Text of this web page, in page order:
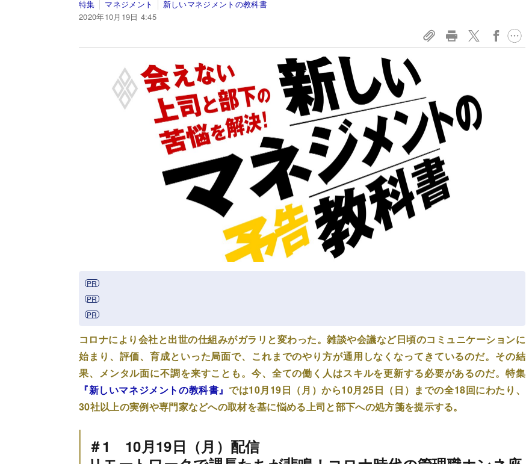
特集 マネジメント
新しいマネジメントの教科書
2020年10月19日 4:45
コロナにより会社と出世の仕組みがガラリと変わった。雑談や会議など日頃のコミュニケーションに
始まり、評価、育成といった局面で、これまでのやり方が通用しなくなってきているのだ。その結
果、メンタル面に不調を来すことも。今、全ての働く人はスキルを更新する必要があるのだ。特集
『新しいマネジメントの教科書』では10月19日（月）から10月25日（日）までの全18回にわたり、
30社以上の実例や専門家などへの取材を基に悩める上司と部下への処方箋を提示する。
＃1 10月19日（月）配信